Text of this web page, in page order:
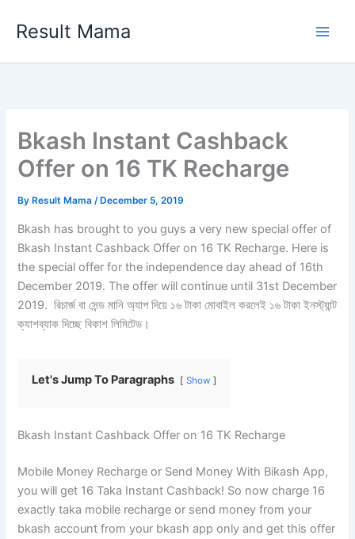
Result Mama
Bkash Instant Cashback
Offer on 16 TK Recharge
By Result Mama/ December 5, 2019
Bkash has brought to you guys a very new special offer of
Bkash Instant Cashback Offer on 16 TK Recharge. Here is
the special offer for the independence day ahead of 16th
December 2019. The offer will continue until 31st December
2019. রিচার্জ বা সেন্ড মানি অ্যাপ দিয়ে ১৬ টাকা মোবাইল করলেই ১৬ টাকা ইনস্ট্যান্ট
ক্যাশব্যাক দিচ্ছে বিকাশ লিমিটেড।
Let's Jump To Paragraphs Show
Bkash Instant Cashback Offer on 16 TK Recharge
Mobile Money Recharge or Send Money With Bikash App,
you will get 16 Taka Instant Cashback! So now charge 16
exactly taka mobile recharge or send money from your
bkash account from your bkash app only and get this offer